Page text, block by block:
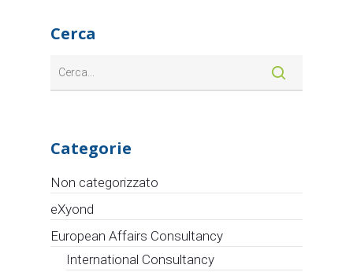
Cerca
Categorie
Non categorizzato
eXyond
European Affairs Consultancy
International Consultancy